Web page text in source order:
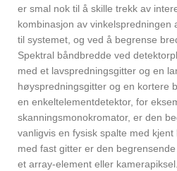
er smal nok til å skille trekk av
kombinasjon av vinkelspredningen
til systemet, og ved å begrense
Spektral båndbredde ved
med et lavspredningsgitter og en
høyspredningsgitter og en kortere
en enkeltelementdetektor, for
skanningsmonokromator, er den
vanligvis en fysisk spalte med
med fast gitter er den
et array-element eller kamerapiksel.